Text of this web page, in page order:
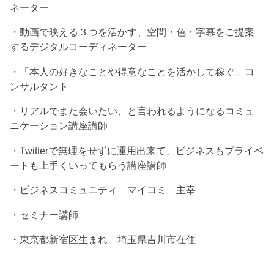
ネーター
・動画で映える３つを活かす、空間・色・字幕をご提案
するデジタルコーディネーター
・「本人の好きなことや得意なことを活かして稼ぐ」コ
ンサルタント
・リアルでまた会いたい、と言われるようになるコミュ
ニケーション講座講師
・Twitterで無理をせずに運用出来て、ビジネスもプライベ
ートも上手くいってもらう講座講師
・ビジネスコミュニティ マイコミ 主宰
・セミナー講師
・東京都新宿区生まれ 埼玉県吉川市在住